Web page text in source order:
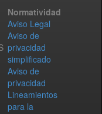
Normatividad
Aviso Legal
Aviso de
privacidad
simplificado
Aviso de
privacidad
Lineamientos
para la